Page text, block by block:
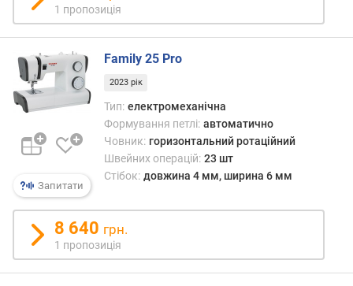
ь
с
р
о
ч
о
(
)
к
і
л
ь
1 пропозиція
Запитати
Family 25 Pro
2023 рік
Тип: електромеханічна
Формування петлі: автоматично
Човник: горизонтальний ротаційний
Швейних операцій: 23 шт
Стібок: довжина 4 мм, ширина 6 мм
8 640 грн.
1 пропозиція